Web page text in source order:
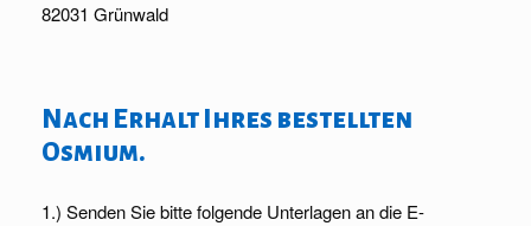
82031 Grünwald
Nach Erhalt Ihres bestellten
Osmium.
1.) Senden Sie bitte folgende Unterlagen an die E-